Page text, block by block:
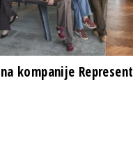
kompanije Represent